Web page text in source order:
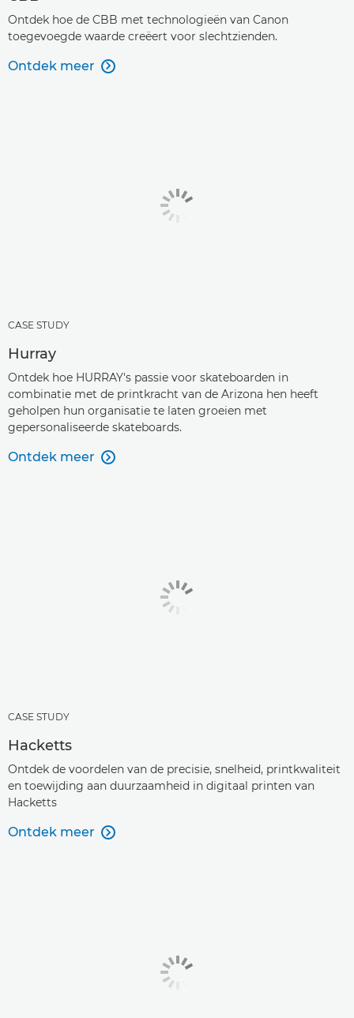
Ontdek hoe de CBB met technologieën van Canon
toegevoegde waarde creëert voor slechtzienden.
Ontdek meer 
CASE STUDY
Hurray
Ontdek hoe HURRAY's passie voor skateboarden in
combinatie met de printkracht van de Arizona hen heeft
geholpen hun organisatie te laten groeien met
gepersonaliseerde skateboards.
Ontdek meer 
CASE STUDY
Hacketts
Ontdek de voordelen van de precisie, snelheid, printkwaliteit
en toewijding aan duurzaamheid in digitaal printen van
Hacketts
Ontdek meer 